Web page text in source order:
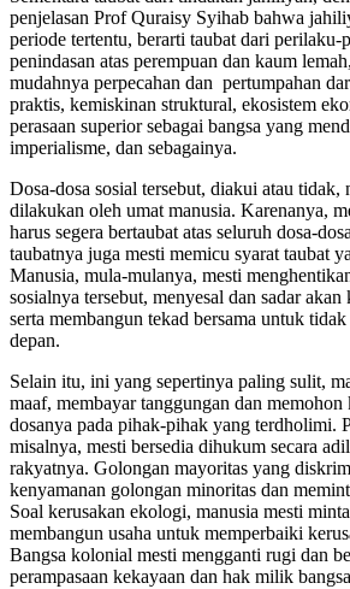
penjelasan Prof Quraisy Syihab bahwa
periode tertentu, berarti taubat dari perilaku-
penindasan atas perempuan dan kaum
mudahnya perpecahan dan pertumpahan
praktis, kemiskinan struktural, ekosistem
perasaan superior sebagai bangsa yang
imperialisme, dan sebagainya.
Dosa-dosa sosial tersebut, diakui atau tidak,
dilakukan oleh umat manusia. Karenanya,
harus segera bertaubat atas seluruh dosa-
taubatnya juga mesti memicu syarat taubat
Manusia, mula-mulanya, mesti
sosialnya tersebut, menyesal dan sadar akan
serta membangun tekad bersama untuk
depan.
Selain itu, ini yang sepertinya paling sulit,
maaf, membayar tanggungan dan memohon
dosanya pada pihak-pihak yang terdholimi.
misalnya, mesti bersedia dihukum secara
rakyatnya. Golongan mayoritas yang
kenyamanan golongan minoritas dan
Soal kerusakan ekologi, manusia mesti
membangun usaha untuk memperbaiki
Bangsa kolonial mesti mengganti rugi dan
perampasaan kekayaan dan hak milik